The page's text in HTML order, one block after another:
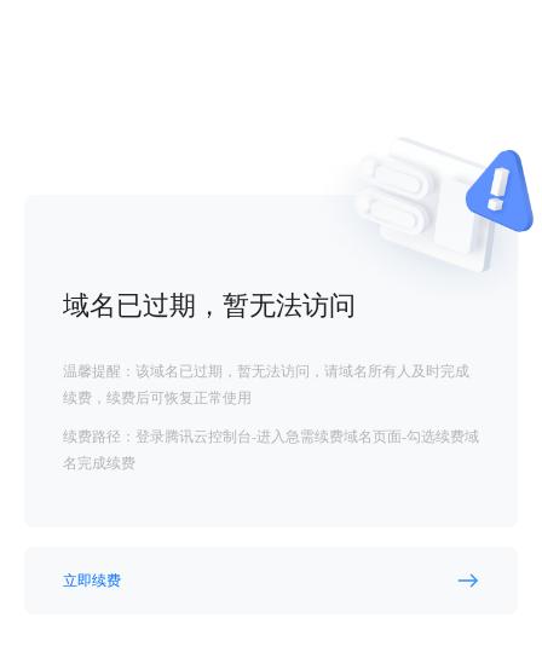
域名已过期，暂无法访问
温馨提醒：该域名已过期，暂无法访问，请域名所有人及时完成
续费，续费后可恢复正常使用
续费路径：登录腾讯云控制台-进入急需续费域名页面-勾选续费域
名完成续费
立即续费